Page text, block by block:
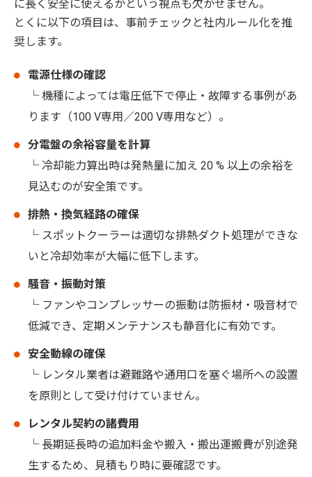
に長く安全に使えるかという視点も欠かせません。
とくに以下の項目は、事前チェックと社内ルール化を推
奨します。
電源仕様の確認
└ 機種によっては電圧低下で停止・故障する事例があ
ります（100 V専用／200 V専用など）。
分電盤の余裕容量を計算
└ 冷却能力算出時は発熱量に加え 20 % 以上の余裕を
見込むのが安全策です。
排熱・換気経路の確保
└ スポットクーラーは適切な排熱ダクト処理ができな
いと冷却効率が大幅に低下します。
騒音・振動対策
└ ファンやコンプレッサーの振動は防振材・吸音材で
低減でき、定期メンテナンスも静音化に有効です。
安全動線の確保
└ レンタル業者は避難路や通用口を塞ぐ場所への設置
を原則として受け付けていません。
レンタル契約の諸費用
└ 長期延長時の追加料金や搬入・搬出運搬費が別途発
生するため、見積もり時に要確認です。